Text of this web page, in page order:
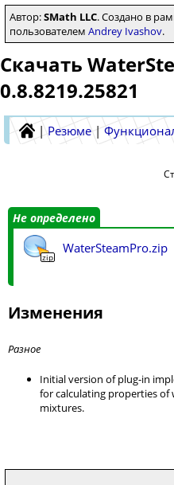
Автор:SMath LLC. Создано в
пользователем Andrey Ivashov.
Скачать
0.8.8219.25821
| Резюме |
Не определено
zip
WaterSteamPro.zip
Изменения
Разное
Initial version of plug-in
for calculating properties of
mixtures.